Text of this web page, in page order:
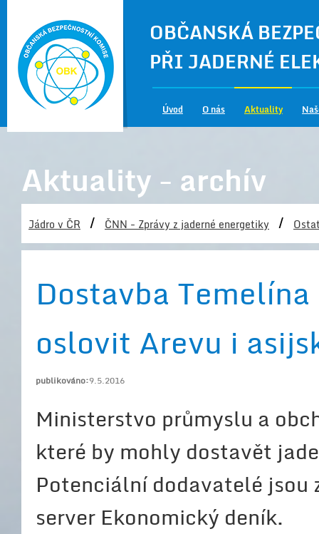
OBČANSKÁ
PŘI JADERNÉ
Úvod O nás Aktuality
Aktuality - archív
Jádro v ČR / ČNN - Zprávy z jaderné energetiky /
Dostavba
oslovit Arevu i
publikováno:9.5.2016
Ministerstvo průmyslu a
které by mohly dostavět
Potenciální dodavatelé jsou
server Ekonomický deník.